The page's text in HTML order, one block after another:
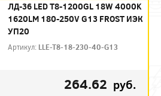
ЛД-36 LED Т8-1200GL 18W 4000K
1620LM 180-250V G13 FROST ИЭК
УП20
Артикул: LLE-T8-18-230-40-G13
264.62 руб.